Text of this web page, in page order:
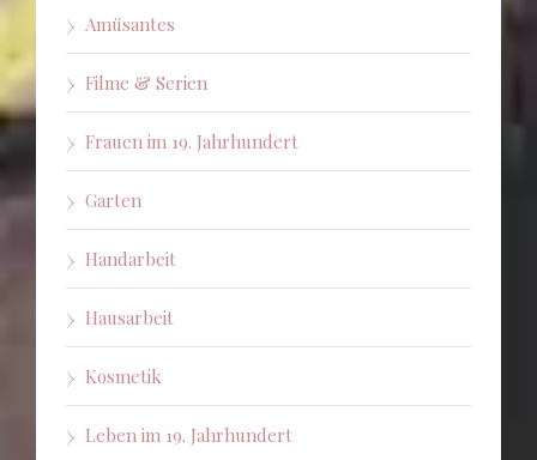
Amüsantes
Filme & Serien
Frauen im 19. Jahrhundert
Garten
Handarbeit
Hausarbeit
Kosmetik
Leben im 19. Jahrhundert